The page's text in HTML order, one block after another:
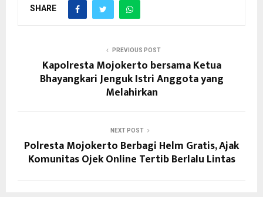
SHARE
PREVIOUS POST
Kapolresta Mojokerto bersama Ketua
Bhayangkari Jenguk Istri Anggota yang
Melahirkan
NEXT POST
Polresta Mojokerto Berbagi Helm Gratis, Ajak
Komunitas Ojek Online Tertib Berlalu Lintas